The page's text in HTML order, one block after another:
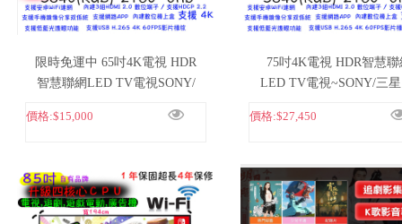
限時免運中 65吋4K電視 HDR
智慧聯網LED TV電視SONY/
價格:$15,000
75吋4K電視 HDR智慧聯
LED TV電視~SONY/三
價格:$27,450